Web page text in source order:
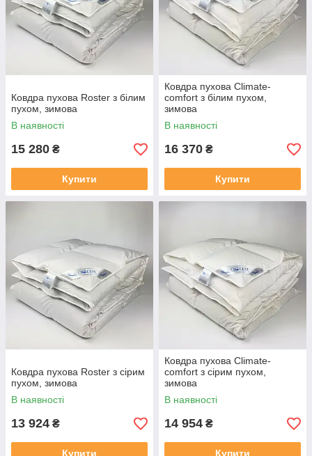
Ковдра пухова Roster з білим
пухом, зимова
В наявності
15 280 ₴
Купити
Ковдра пухова Climate-
comfort з білим пухом,
зимова
В наявності
16 370 ₴
Купити
Ковдра пухова Roster з сірим
пухом, зимова
В наявності
13 924 ₴
Купити
Ковдра пухова Climate-
comfort з сірим пухом,
зимова
В наявності
14 954 ₴
Купити